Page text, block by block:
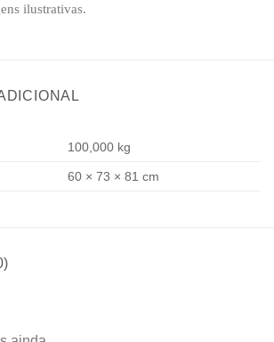
ilustrativas.
100,000 kg
60 × 73 × 81 cm